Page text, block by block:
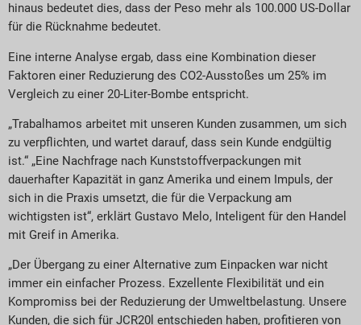
hinaus bedeutet dies, dass der Peso mehr als 100.000 US-Dollar
für die Rücknahme bedeutet.
Eine interne Analyse ergab, dass eine Kombination dieser
Faktoren einer Reduzierung des CO2-Ausstoßes um 25% im
Vergleich zu einer 20-Liter-Bombe entspricht.
„Trabalhamos arbeitet mit unseren Kunden zusammen, um sich
zu verpflichten, und wartet darauf, dass sein Kunde endgültig
ist.“ „Eine Nachfrage nach Kunststoffverpackungen mit
dauerhafter Kapazität in ganz Amerika und einem Impuls, der
sich in die Praxis umsetzt, die für die Verpackung am
wichtigsten ist“, erklärt Gustavo Melo, Inteligent für den Handel
mit Greif in Amerika.
„Der Übergang zu einer Alternative zum Einpacken war nicht
immer ein einfacher Prozess. Exzellente Flexibilität und ein
Kompromiss bei der Reduzierung der Umweltbelastung. Unsere
Kunden, die sich für JCR20l entschieden haben, profitieren von